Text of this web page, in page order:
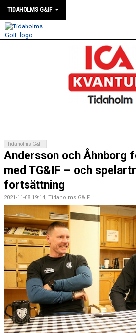
TIDAHOLMS G&IF
FÖRENINGEN
GAMLA GIFFS TORSDAGSTRÄFFAR
MATCHER
CUPER ARBETSBESKRIVNING
PLANSCHEMA
Tidaholms G&IF
Andersson och Åhnborg
med TG&IF – och
fortsättning
2021-11-08 19:14, Tidaholms G&IF